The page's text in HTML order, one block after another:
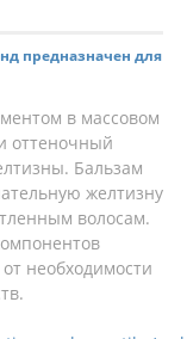
предназначен для
в массовом
оттеночный
Бальзам
желтизну
волосам.
необходимости